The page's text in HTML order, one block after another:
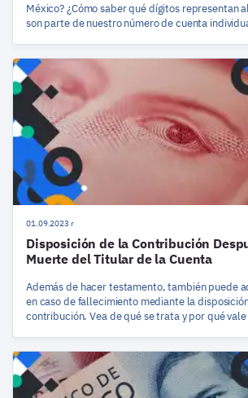
México? ¿Cómo saber qué dígitos representan
son parte de nuestro número de cuenta
01.09.2023 r
Disposición de la Contribución
Muerte del Titular de la Cuenta
Además de hacer testamento, también puede
en caso de fallecimiento mediante la
contribución. Vea de qué se trata y por qué